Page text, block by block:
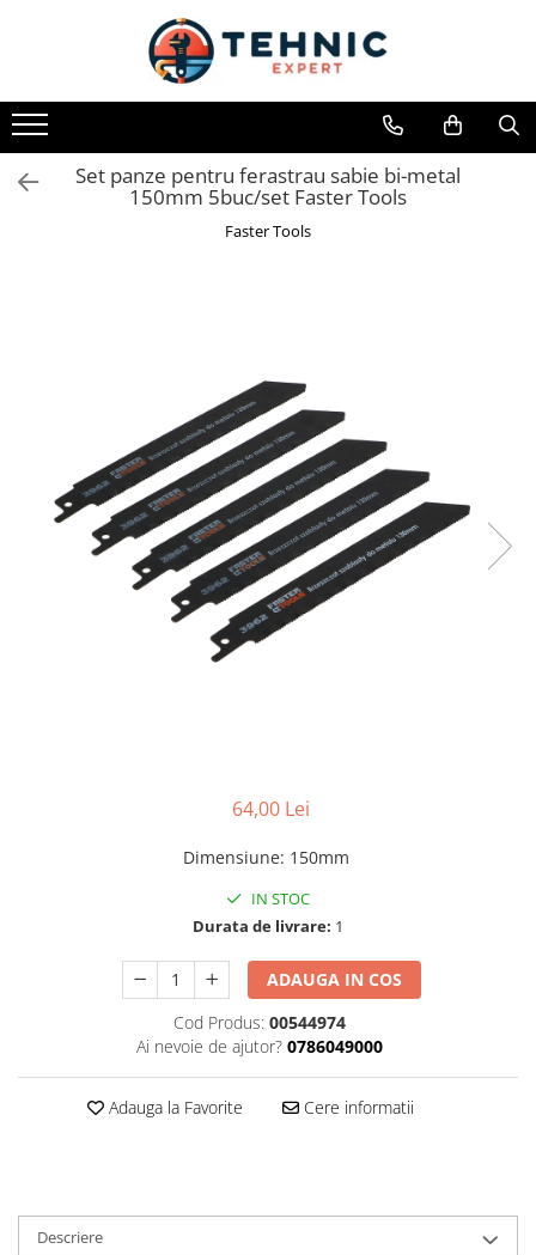
Toate Produsele
Accesorii pentru scule electrice
Accesorii pentru sculele pe aer
Alte accesorii pentru scule
Benzi adezive, avertizare si
Alte benzi
Benzi anti-alunecare
Benzi din aluminiu
Benzi dublu-adezive
Burghie pentru metal cu cobalt
Burghie pentru sticla si ceramica
Dalti, spit-uri SDS+ si SDS MAX
Carote, freze si accesorii pentru
Accesorii pentru frezare
Set panze pentru ferastrau sabie bi-metal
150mm 5buc/set Faster Tools
Faster Tools
64,00 Lei
Dimensiune: 150mm
IN STOC
Durata de livrare: 1
ADAUGA IN COS
Cod Produs: 00544974
Ai nevoie de ajutor? 0786049000
Adauga la Favorite Cere informatii
Descriere